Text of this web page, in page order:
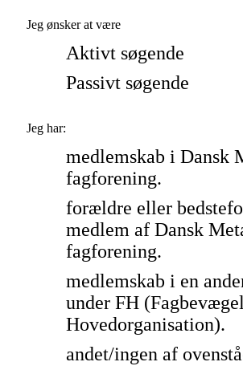
Jeg ønsker at være
Aktivt søgende
Passivt søgende
Jeg har:
medlemskab i Dansk
fagforening.
forældre eller
medlem af Dansk
fagforening.
medlemskab i en
under FH
Hovedorganisation).
andet/ingen af